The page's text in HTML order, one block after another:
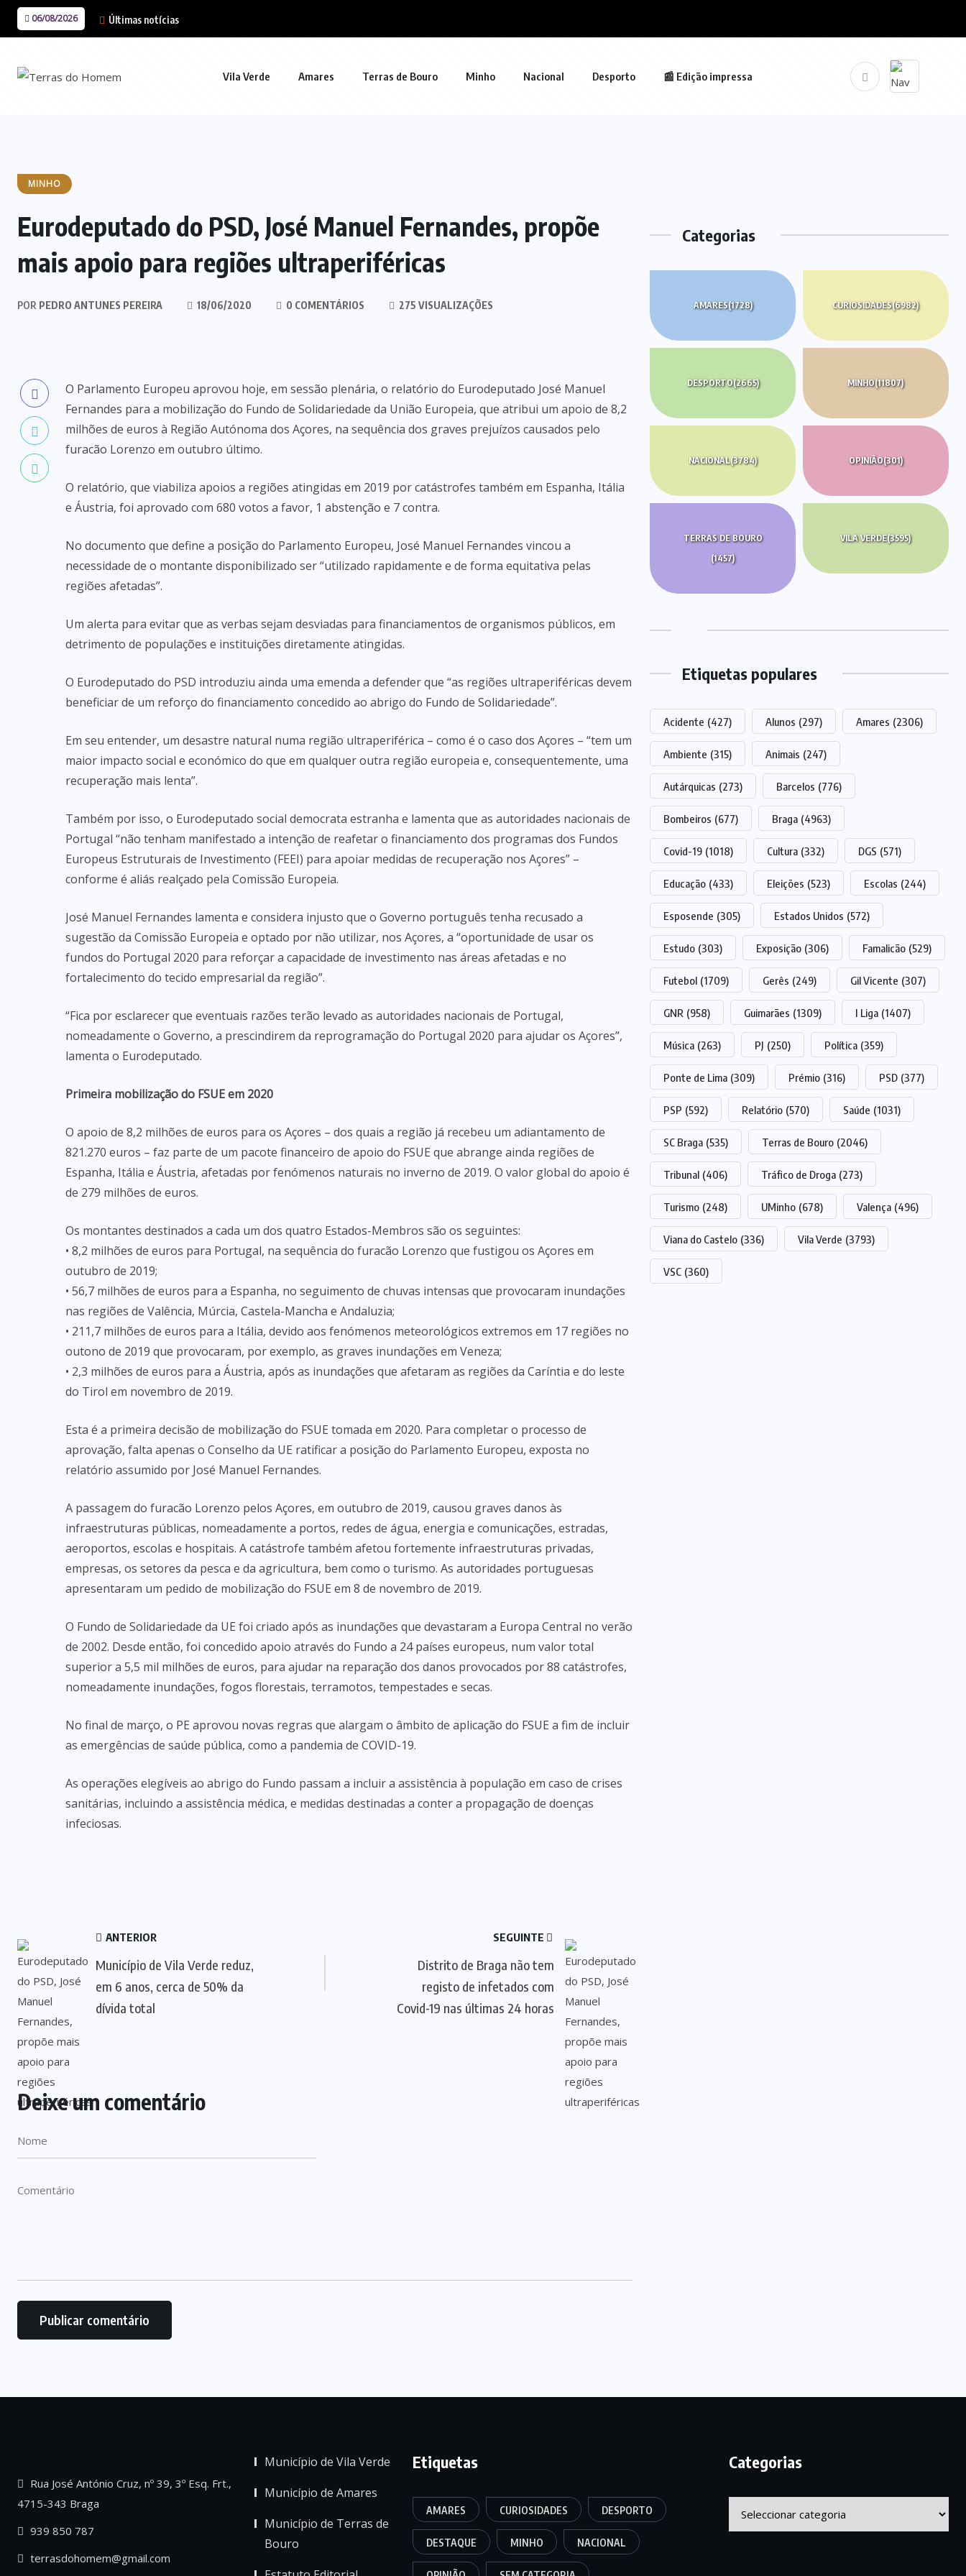
06/08/2026 Últimas notícias
Vila Verde Amares Terras de Bouro Minho Nacional Desporto 📰 Edição impressa
MINHO
Eurodeputado do PSD, José Manuel Fernandes, propõe
mais apoio para regiões ultraperiféricas
POR PEDRO ANTUNES PEREIRA 18/06/2020 0 COMENTÁRIOS 275 VISUALIZAÇÕES
O Parlamento Europeu aprovou hoje, em sessão plenária, o relatório do Eurodeputado José Manuel
Fernandes para a mobilização do Fundo de Solidariedade da União Europeia, que atribui um apoio de 8,2
milhões de euros à Região Autónoma dos Açores, na sequência dos graves prejuízos causados pelo
furacão Lorenzo em outubro último.
O relatório, que viabiliza apoios a regiões atingidas em 2019 por catástrofes também em Espanha, Itália
e Áustria, foi aprovado com 680 votos a favor, 1 abstenção e 7 contra.
No documento que define a posição do Parlamento Europeu, José Manuel Fernandes vincou a
necessidade de o montante disponibilizado ser “utilizado rapidamente e de forma equitativa pelas
regiões afetadas”.
Um alerta para evitar que as verbas sejam desviadas para financiamentos de organismos públicos, em
detrimento de populações e instituições diretamente atingidas.
O Eurodeputado do PSD introduziu ainda uma emenda a defender que “as regiões ultraperiféricas devem
beneficiar de um reforço do financiamento concedido ao abrigo do Fundo de Solidariedade”.
Em seu entender, um desastre natural numa região ultraperiférica – como é o caso dos Açores – “tem um
maior impacto social e económico do que em qualquer outra região europeia e, consequentemente, uma
recuperação mais lenta”.
Também por isso, o Eurodeputado social democrata estranha e lamenta que as autoridades nacionais de
Portugal “não tenham manifestado a intenção de reafetar o financiamento dos programas dos Fundos
Europeus Estruturais de Investimento (FEEI) para apoiar medidas de recuperação nos Açores” –
conforme é aliás realçado pela Comissão Europeia.
José Manuel Fernandes lamenta e considera injusto que o Governo português tenha recusado a
sugestão da Comissão Europeia e optado por não utilizar, nos Açores, a “oportunidade de usar os
fundos do Portugal 2020 para reforçar a capacidade de investimento nas áreas afetadas e no
fortalecimento do tecido empresarial da região”.
“Fica por esclarecer que eventuais razões terão levado as autoridades nacionais de Portugal,
nomeadamente o Governo, a prescindirem da reprogramação do Portugal 2020 para ajudar os Açores”,
lamenta o Eurodeputado.
Primeira mobilização do FSUE em 2020
O apoio de 8,2 milhões de euros para os Açores – dos quais a região já recebeu um adiantamento de
821.270 euros – faz parte de um pacote financeiro de apoio do FSUE que abrange ainda regiões de
Espanha, Itália e Áustria, afetadas por fenómenos naturais no inverno de 2019. O valor global do apoio é
de 279 milhões de euros.
Os montantes destinados a cada um dos quatro Estados-Membros são os seguintes:
• 8,2 milhões de euros para Portugal, na sequência do furacão Lorenzo que fustigou os Açores em
outubro de 2019;
• 56,7 milhões de euros para a Espanha, no seguimento de chuvas intensas que provocaram inundações
nas regiões de Valência, Múrcia, Castela-Mancha e Andaluzia;
• 211,7 milhões de euros para a Itália, devido aos fenómenos meteorológicos extremos em 17 regiões no
outono de 2019 que provocaram, por exemplo, as graves inundações em Veneza;
• 2,3 milhões de euros para a Áustria, após as inundações que afetaram as regiões da Caríntia e do leste
do Tirol em novembro de 2019.
Esta é a primeira decisão de mobilização do FSUE tomada em 2020. Para completar o processo de
aprovação, falta apenas o Conselho da UE ratificar a posição do Parlamento Europeu, exposta no
relatório assumido por José Manuel Fernandes.
A passagem do furacão Lorenzo pelos Açores, em outubro de 2019, causou graves danos às
infraestruturas públicas, nomeadamente a portos, redes de água, energia e comunicações, estradas,
aeroportos, escolas e hospitais. A catástrofe também afetou fortemente infraestruturas privadas,
empresas, os setores da pesca e da agricultura, bem como o turismo. As autoridades portuguesas
apresentaram um pedido de mobilização do FSUE em 8 de novembro de 2019.
O Fundo de Solidariedade da UE foi criado após as inundações que devastaram a Europa Central no verão
de 2002. Desde então, foi concedido apoio através do Fundo a 24 países europeus, num valor total
superior a 5,5 mil milhões de euros, para ajudar na reparação dos danos provocados por 88 catástrofes,
nomeadamente inundações, fogos florestais, terramotos, tempestades e secas.
No final de março, o PE aprovou novas regras que alargam o âmbito de aplicação do FSUE a fim de incluir
as emergências de saúde pública, como a pandemia de COVID-19.
As operações elegíveis ao abrigo do Fundo passam a incluir a assistência à população em caso de crises
sanitárias, incluindo a assistência médica, e medidas destinadas a conter a propagação de doenças
infeciosas.
ANTERIOR
Município de Vila Verde reduz,
em 6 anos, cerca de 50% da
dívida total
SEGUINTE
Distrito de Braga não tem
registo de infetados com
Covid-19 nas últimas 24 horas
Deixe um comentário
Categorias
AMARES(1728) CURIOSIDADES(6982)
DESPORTO(2665) MINHO(11807)
NACIONAL(3784) OPINIÃO(301)
TERRAS DE BOURO
(1457)
VILA VERDE(3595)
Etiquetas populares
Acidente (427) Alunos (297) Amares (2306)
Ambiente (315) Animais (247)
Autárquicas (273) Barcelos (776)
Bombeiros (677) Braga (4963)
Covid-19 (1018) Cultura (332) DGS (571)
Educação (433) Eleições (523) Escolas (244)
Esposende (305) Estados Unidos (572)
Estudo (303) Exposição (306) Famalicão (529)
Futebol (1709) Gerês (249) Gil Vicente (307)
GNR (958) Guimarães (1309) I Liga (1407)
Música (263) PJ (250) Política (359)
Ponte de Lima (309) Prémio (316) PSD (377)
PSP (592) Relatório (570) Saúde (1031)
SC Braga (535) Terras de Bouro (2046)
Tribunal (406) Tráfico de Droga (273)
Turismo (248) UMinho (678) Valença (496)
Viana do Castelo (336) Vila Verde (3793)
VSC (360)
Rua José António Cruz, nº 39, 3º Esq. Frt.,
4715-343 Braga
939 850 787
terrasdohomem@gmail.com
Município de Vila Verde
Município de Amares
Município de Terras de
Bouro
Etiquetas
AMARES CURIOSIDADES DESPORTO
DESTAQUE MINHO NACIONAL
Categorias